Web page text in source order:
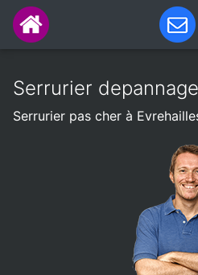
Serrurier
Serrurier pas cher à